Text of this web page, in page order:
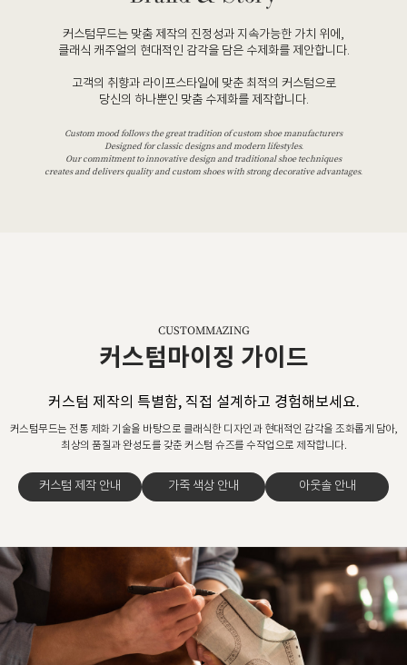
커스텀무드는 맞춤 제작의 진정성과 지속가능한 가치 위에,
클래식 캐주얼의 현대적인 감각을 담은 수제화를 제안합니다.
고객의 취향과 라이프스타일에 맞춘 최적의 커스텀으로
당신의 하나뿐인 맞춤 수제화를 제작합니다.
Custom mood follows the great tradition of custom shoe manufacturers
Designed for classic designs and modern lifestyles.
Our commitment to innovative design and traditional shoe techniques
creates and delivers quality and custom shoes with strong decorative advantages.
CUSTOMMAZING
커스텀마이징 가이드
커스텀 제작의 특별함, 직접 설계하고 경험해보세요.
커스텀무드는 전통 제화 기술을 바탕으로 클래식한 디자인과 현대적인 감각을 조화롭게 담아,
최상의 품질과 완성도를 갖춘 커스텀 슈즈를 수작업으로 제작합니다.
커스텀 제작 안내 가죽 색상 안내 아웃솔 안내